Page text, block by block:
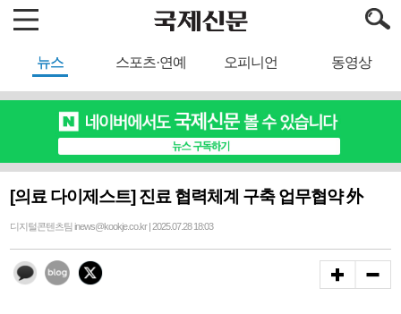
뉴스 스포츠·연예 오피니언 동영상
[의료 다이제스트] 진료 협력체계 구축 업무협약 外
디지털콘텐츠팀 inews@kookje.co.kr | 2025.07.28 18:03